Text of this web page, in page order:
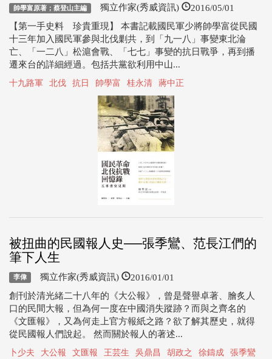
帥學富原著；蔡登山主編 獨立作家(秀威資訊) 2016/05/01
【第一手史料 珍貴重現】 本書記載國民軍少將帥學富從民國
十三年加入國民軍參與北伐剿共，到「九一八」事變東北淪
亡、「一二八」松滬會戰、「七七」事變的抗日戰爭，再到播
遷來台的詳細經過。包括共黨欲利用中山...
十九路軍 北伐 抗日 帥學富 桂永清 蔣中正
被扭曲的民國報人史──張季鸞、范長江們的
筆下人生
李偉 獨立作家(秀威資訊) 2016/01/01
創刊於清光緒二十八年的《大公報》，曾是聲譽卓著、膾炙人
口的民間大報，但為何一度在中國消失蹤跡？而與之齊名的
《文匯報》，又為何走上官方報紙之路？欲了解其歷史，就得
從民國報人們說起。 然而關於報人的著述...
卜少夫 大公報 文匯報 王芸生 吳鼎昌 胡政之 徐鑄成
張季鸞